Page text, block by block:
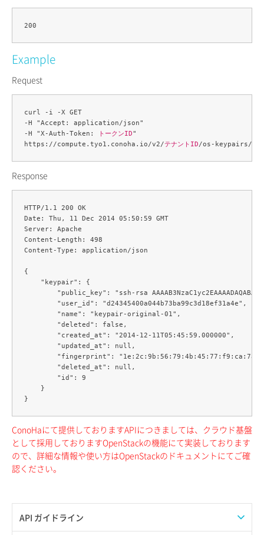
API ガイドライン
Example
Request
curl -i -X GET
-H "Accept: application/json"
-H "X-Auth-Token:
トークンID"
https://compute.tyo1.conoha.io/v2/テナントID/os-keypairs/
Response
HTTP/1.1 200 OK
Date: Thu, 11 Dec 2014 05:50:59 GMT
Server: Apache
Content-Length: 498
Content-Type: application/json
{
    "keypair": {
"public_key": "ssh-rsa
        "user_id": "d24345400a044b73ba99c3d18ef31a4e",
        "name": "keypair-original-01",
        "deleted": false,
        "created_at": "2014-12-11T05:45:59.000000",
        "updated_at": null,
"fingerprint":
        "deleted_at": null,
        "id": 9
    }
ConoHaにて提供しておりますAPIにつきましては、クラウド基盤
として採用しておりますOpenStackの機能にて実装しております
ので、詳細な情報や使い方はOpenStackのドキュメントにてご確
認ください。